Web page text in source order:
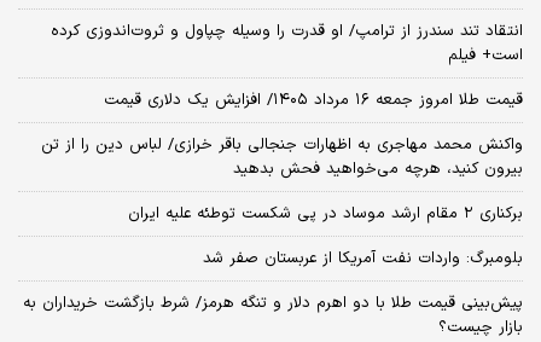
انتقاد تند سندرز از ترامپ/ او قدرت را وسیله چپاول و ثروت‌اندوزی کرده
است+ فیلم
قیمت طلا امروز جمعه ۱۶ مرداد ۱۴۰۵/ افزایش یک دلاری قیمت
واکنش محمد مهاجری به اظهارات جنجالی باقر خرازی/ لباس دین را از تن
بیرون کنید، هرچه می‌خواهید فحش بدهید
برکناری ۲ مقام‌ ارشد موساد در پی شکست توطئه علیه ایران
بلومبرگ: واردات نفت آمریکا از عربستان صفر شد
پیش‌بینی قیمت طلا با دو اهرم دلار و تنگه هرمز/ شرط بازگشت خریداران به
بازار چیست؟